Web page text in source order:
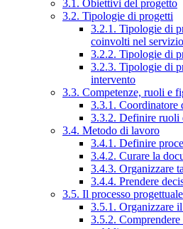
3.1. Obiettivi del progetto
3.2. Tipologie di progetti
3.2.1. Tipologie di
coinvolti nel servizio
3.2.2. Tipologie di
3.2.3. Tipologie di
intervento
3.3. Competenze, ruoli e
3.3.1. Coordinatore
3.3.2. Definire ruoli
3.4. Metodo di lavoro
3.4.1. Definire
3.4.2. Curare la
3.4.3. Organizzare
3.4.4. Prendere
3.5. Il processo progettuale
3.5.1. Organizzare
3.5.2.